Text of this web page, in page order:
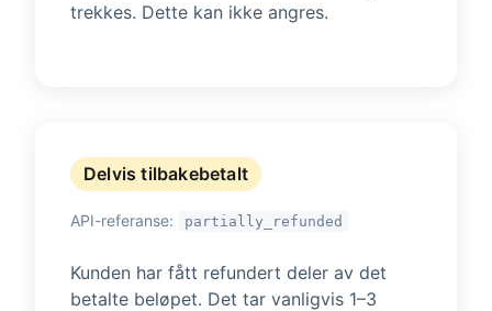
trekkes. Dette kan ikke angres.
Delvis tilbakebetalt
API-referanse: partially_refunded
Kunden har fått refundert deler av det
betalte beløpet. Det tar vanligvis 1–3